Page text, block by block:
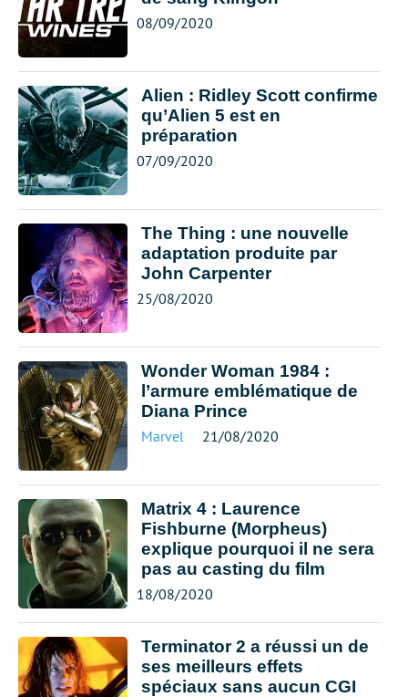
08/09/2020
Alien : Ridley Scott confirme
qu’Alien 5 est en
préparation
07/09/2020
The Thing : une nouvelle
adaptation produite par
John Carpenter
25/08/2020
Wonder Woman 1984 :
l’armure emblématique de
Diana Prince
Marvel 21/08/2020
Matrix 4 : Laurence
Fishburne (Morpheus)
explique pourquoi il ne sera
pas au casting du film
18/08/2020
Terminator 2 a réussi un de
ses meilleurs effets
spéciaux sans aucun CGI